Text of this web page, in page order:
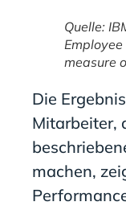
Quelle:
measure
Die
Mitarbeiter,
machen,